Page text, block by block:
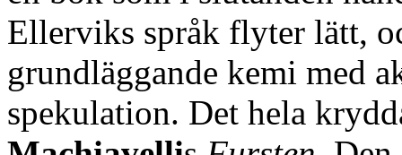
Ellerviks språk flyter lätt,
grundläggande kemi med
spekulation. Det hela